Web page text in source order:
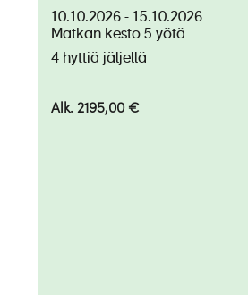
10.10.2026 - 15.10.2026
Matkan kesto 5 yötä
4 hyttiä jäljellä
Alk. 2195,00 €